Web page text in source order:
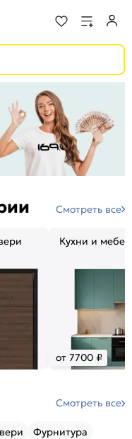
Смотреть все
Кухни и
от 7700 ₽
Смотреть все
Фурнитура